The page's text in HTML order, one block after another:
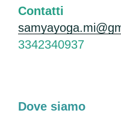
Contatti
3342340937
Dove siamo